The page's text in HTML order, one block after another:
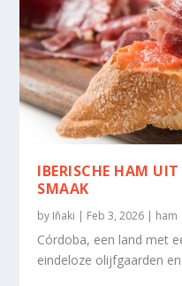
IBERISCHE HAM
SMAAK
by Iñaki | Feb 3, 2026 | ham
Córdoba, een land met
eindeloze olijfgaarden